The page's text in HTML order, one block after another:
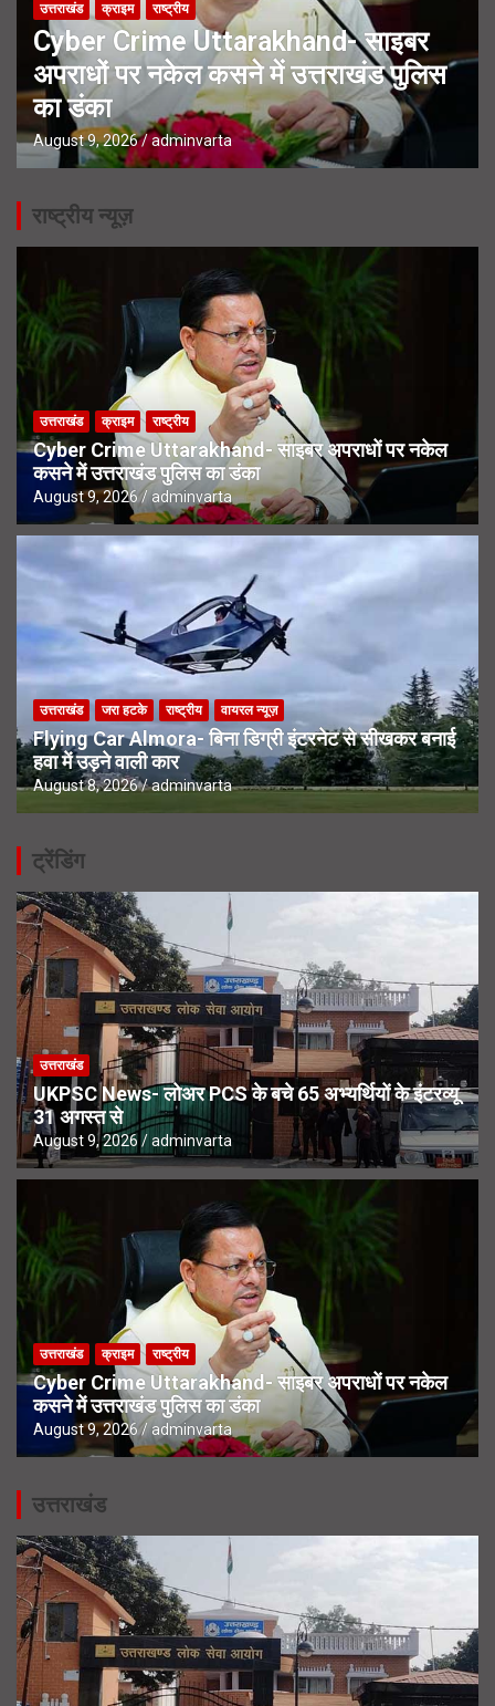
उत्तराखंड क्राइम राष्ट्रीय
Cyber Crime Uttarakhand- साइबर
अपराधों पर नकेल कसने में उत्तराखंड पुलिस
का डंका
August 9, 2026 adminvarta
राष्ट्रीय न्यूज़
उत्तराखंड क्राइम राष्ट्रीय
Cyber Crime Uttarakhand- साइबर अपराधों पर नकेल
कसने में उत्तराखंड पुलिस का डंका
August 9, 2026 adminvarta
उत्तराखंड जरा हटके राष्ट्रीय वायरल न्यूज़
Flying Car Almora- बिना डिग्री इंटरनेट से सीखकर बनाई
हवा में उड़ने वाली कार
August 8, 2026 adminvarta
ट्रेंडिंग
उत्तराखंड
UKPSC News- लोअर PCS के बचे 65 अभ्यर्थियों के इंटरव्यू
31 अगस्त से
August 9, 2026 adminvarta
उत्तराखंड क्राइम राष्ट्रीय
Cyber Crime Uttarakhand- साइबर अपराधों पर नकेल
कसने में उत्तराखंड पुलिस का डंका
August 9, 2026 adminvarta
उत्तराखंड